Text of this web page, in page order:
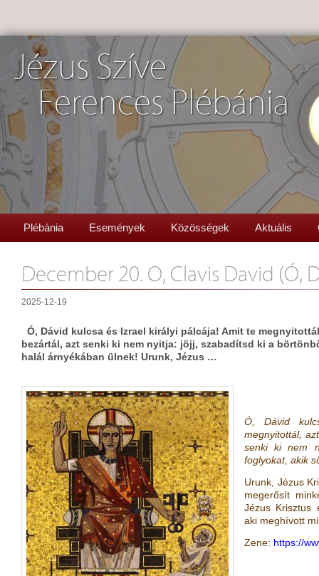
Jézus Szíve
Ferences Plébánia
Plébánia Események Közösségek Aktuális
December 20. O, Clavis David (Ó,
2025-12-19
Ó, Dávid kulcsa és Izrael királyi pálcája! Amit te
bezártál, azt senki ki nem nyitja: jöjj, szabadítsd ki a
halál árnyékában ülnek! Urunk, Jézus …
Ó, Dávid
megnyitottál,
senki ki nem
foglyokat, akik
Urunk, Jézus
megerősít
Jézus Krisztus
aki meghívott
Zene: https://